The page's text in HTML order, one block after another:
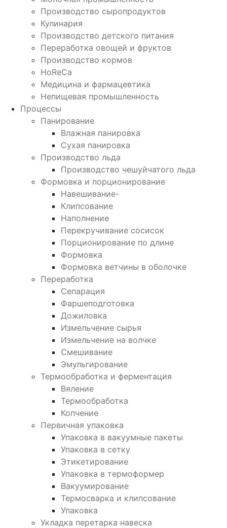
Производство сыропродуктов
Кулинария
Производство детского питания
Переработка овощей и фруктов
Производство кормов
HoReCa
Медицина и фармацевтика
Непищевая промышленность
Процессы
Панирование
Влажная панировка
Сухая панировка
Производство льда
Производство чешуйчатого льда
Формовка и порционирование
Навешивание-
Клипсование
Наполнение
Перекручивание сосисок
Порционирование по длине
Формовка
Формовка ветчины в оболочке
Переработка
Сепарация
Фаршеподготовка
Дожиловка
Измельчение сырья
Измельчение на волчке
Смешивание
Эмульгирование
Термообработка и ферментация
Вяление
Термообработка
Копчение
Первичная упаковка
Упаковка в вакуумные пакеты
Упаковка в сетку
Этикетирование
Упаковка в термоформер
Вакуумирование
Термосварка и клипсование
Упаковка
Укладка перетарка навеска